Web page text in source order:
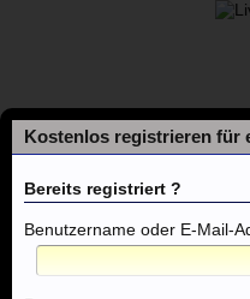
Foren
Kostenlos registrieren für
Bereits registriert ?
Benutzername oder E-Mail-